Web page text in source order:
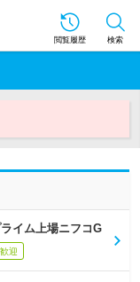
閲覧履歴 検索
イム上場ニフコG
迎